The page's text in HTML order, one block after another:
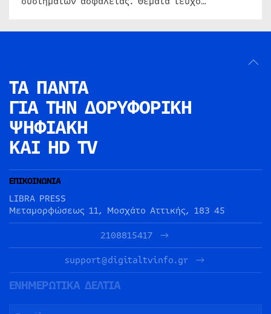
ΤΑ ΠΑΝΤΑ
ΓΙΑ ΤΗΝ ΔΟΡΥΦΟΡΙΚΗ
ΨΗΦΙΑΚΗ
ΚΑΙ HD TV
ΕΠΙΚΟΙΝΩΝΙΑ
LIBRA PRESS
Μεταμορφώσεως 11, Μοσχάτο Αττικής, 183 45
2108815417
support@digitaltvinfo.gr
ΕΝΗΜΕΡΩΤΙΚΑ ΔΕΛΤΙΑ